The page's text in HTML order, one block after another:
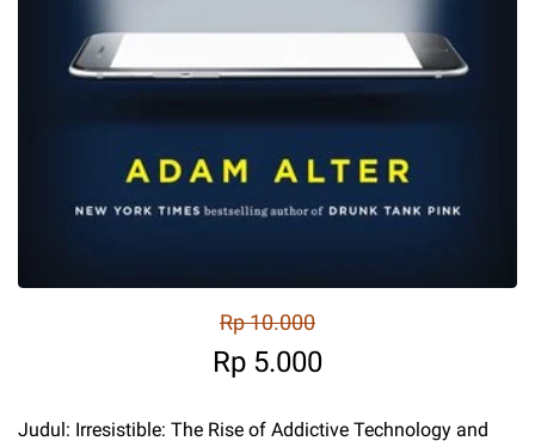
Rp 10.000
Rp 5.000
Judul: Irresistible: The Rise of Addictive Technology and